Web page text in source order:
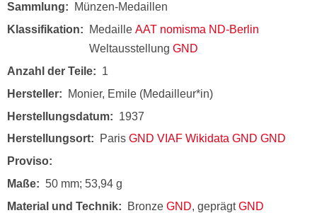
Sammlung
Münzen-Medaillen
Klassifikation
Medaille AAT nomisma ND-Berlin
Weltausstellung GND
Anzahl der Teile
1
Hersteller
Monier, Emile (Medailleur*in)
Herstellungsdatum
1937
Herstellungsort
Paris GND VIAF Wikidata GND GND
Proviso
Maße
50 mm; 53,94 g
Material und Technik
Bronze GND, geprägtGND